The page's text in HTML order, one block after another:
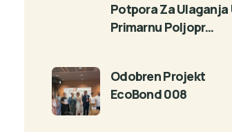
Potpora Za Ulaganja
Primarnu Poljopr…
Odobren Projekt
EcoBond 008